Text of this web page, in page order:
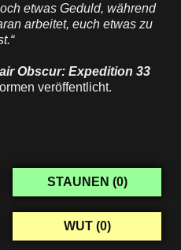
etwas Geduld, während
arbeitet, euch etwas zu
Obscur: Expedition 33
veröffentlicht.
STAUNEN (0)
WUT (0)